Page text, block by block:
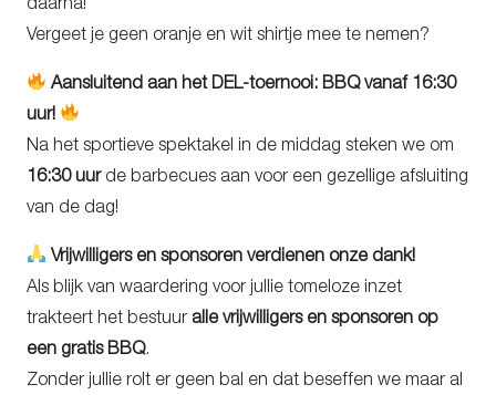
daarna!
Vergeet je geen oranje en wit shirtje mee te nemen?
Aansluitend aan het DEL-toernooi: BBQ vanaf 16:30
uur!
Na het sportieve spektakel in de middag steken we om
16:30 uurde barbecues aan voor een gezellige afsluiting
van de dag!
Vrijwilligers en sponsoren verdienen onze dank!
Als blijk van waardering voor jullie tomeloze inzet
trakteert het bestuur alle vrijwilligers en sponsoren op
een gratis BBQ.
Zonder jullie rolt er geen bal en dat beseffen we maar al